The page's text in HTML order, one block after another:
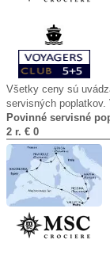
Všetky ceny sú
servisných poplatkov.
Povinné servisné
2 r. € 0